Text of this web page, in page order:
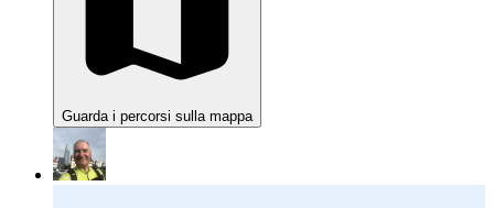
Guarda i percorsi sulla mappa